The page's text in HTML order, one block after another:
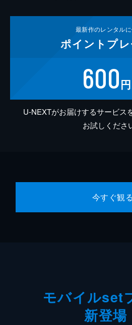
最新作のレンタル
ポイント プ
600
U-NEXTがお届けするサービス
お試しくださ
今すぐ観る
モバイルset
新登場